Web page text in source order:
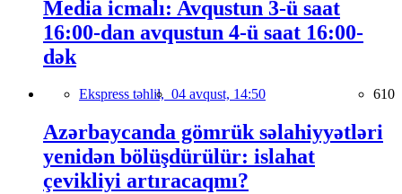
Media icmalı: Avqustun 3-ü saat
16:00-dan avqustun 4-ü saat 16:00-
dək
Ekspress təhlil, 04 avqust, 14:50 610
Azərbaycanda gömrük səlahiyyətləri
yenidən bölüşdürülür: islahat
çevikliyi artıracaqmı?